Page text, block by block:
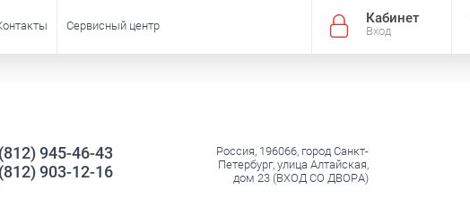
Кабинет
Вход
Сервисный центр
945-46-43
903-12-16
Россия, 196066, город Санкт-
Петербург, улица Алтайская,
дом 23 (ВХОД СО ДВОРА)